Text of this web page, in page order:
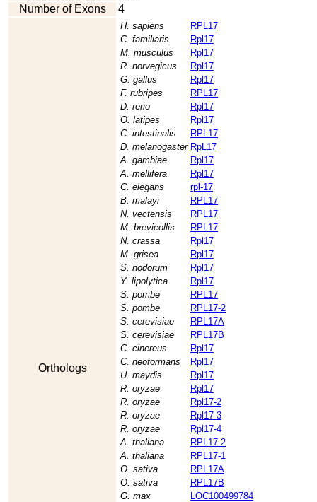
Number of Exons
4
Orthologs
H. sapiens
RPL17
C. familiaris
Rpl17
M. musculus
Rpl17
R. norvegicus
Rpl17
G. gallus
Rpl17
F. rubripes
RPL17
D. rerio
Rpl17
O. latipes
Rpl17
C. intestinalis
RPL17
D. melanogaster RpL17
A. gambiae
Rpl17
A. mellifera
Rpl17
C. elegans
rpl-17
B. malayi
RPL17
N. vectensis
RPL17
M. brevicollis
RPL17
N. crassa
Rpl17
M. grisea
Rpl17
S. nodorum
Rpl17
Y. lipolytica
Rpl17
S. pombe
RPL17
S. pombe
RPL17-2
S. cerevisiae
RPL17A
S. cerevisiae
RPL17B
C. cinereus
Rpl17
C. neoformans
Rpl17
U. maydis
Rpl17
R. oryzae
Rpl17
R. oryzae
Rpl17-2
R. oryzae
Rpl17-3
R. oryzae
Rpl17-4
A. thaliana
RPL17-2
A. thaliana
RPL17-1
O. sativa
RPL17A
O. sativa
RPL17B
G. max
LOC100499784